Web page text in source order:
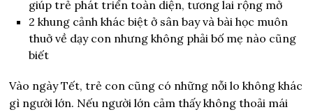
giúp trẻ phát triển toàn diện, tương lai rộng mở
2 khung cảnh khác biệt ở sân bay và bài học muôn
thuở về dạy con nhưng không phải bố mẹ nào cũng
biết
Vào ngày Tết, trẻ con cũng có những nỗi lo không khác
gì người lớn. Nếu người lớn cảm thấy không thoải mái